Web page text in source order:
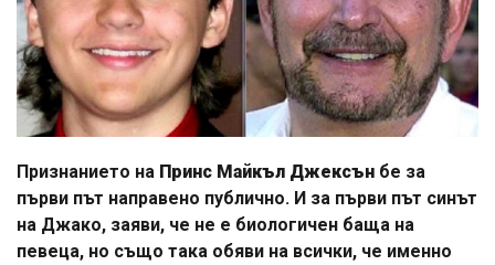
Признанието на Принс Майкъл Джексън бе за
първи път направено публично. И за първи път синът
на Джако, заяви, че не е биологичен баща на
певеца, но също така обяви на всички, че именно